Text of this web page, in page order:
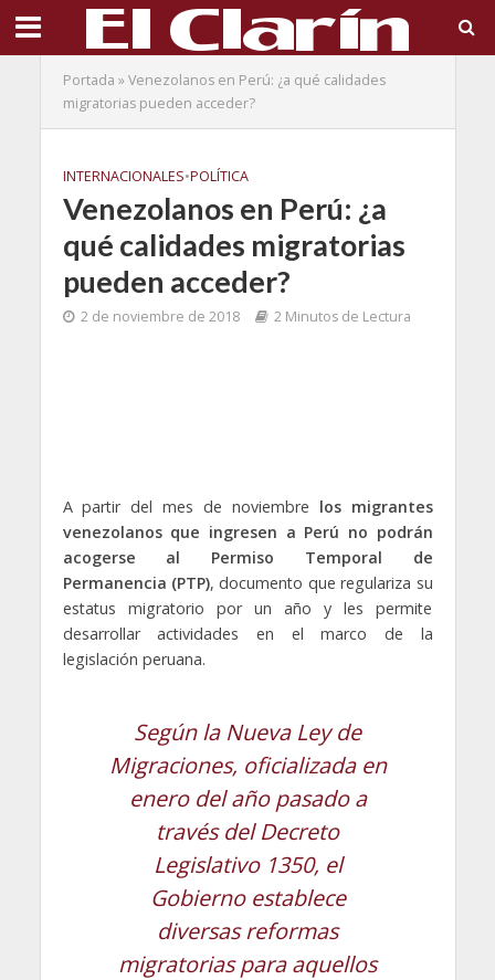
Portada »Venezolanos en Perú: ¿a qué calidades
migratorias pueden acceder?
INTERNACIONALES•POLÍTICA
Venezolanos en Perú: ¿a
qué calidades migratorias
pueden acceder?
2 de noviembre de 2018 2 Minutos de Lectura
A partir del mes de noviembre los migrantes
venezolanos que ingresen a Perú no podrán
acogerse al Permiso Temporal de
Permanencia (PTP), documento que regulariza su
estatus migratorio por un año y les permite
desarrollar actividades en el marco de la
legislación peruana.
Según la Nueva Ley de
Migraciones, oficializada en
enero del año pasado a
través del Decreto
Legislativo 1350, el
Gobierno establece
diversas reformas
migratorias para aquellos